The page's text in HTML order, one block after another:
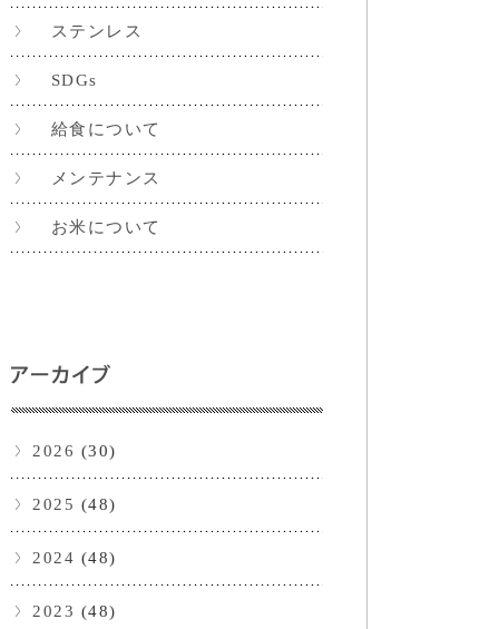
ステンレス
SDGs
給食について
メンテナンス
お米について
2026 (30)
2025 (48)
2024 (48)
2023 (48)